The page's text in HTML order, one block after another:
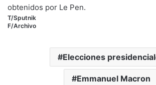
obtenidos por Le Pen.
T/Sputnik
F/Archivo
Elecciones
Emmanuel Macron